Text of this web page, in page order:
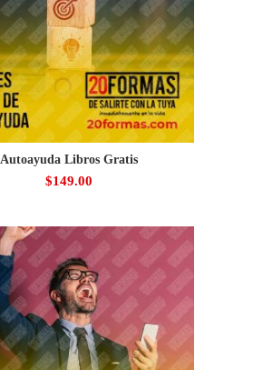
Autoayuda Libros Gratis
$149.00